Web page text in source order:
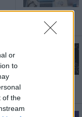
or
to
of the
2 ώρες πριν